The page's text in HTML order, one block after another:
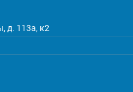
д. 113а, к2